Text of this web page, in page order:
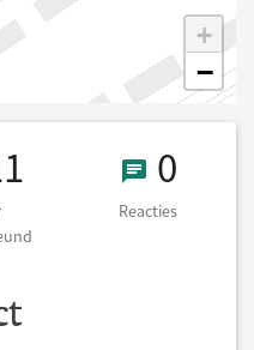
+
−
Keer0 0
Reacties